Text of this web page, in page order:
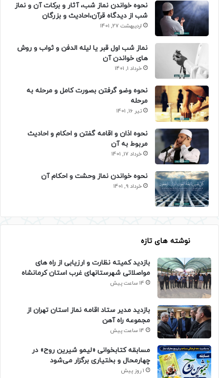
نحوه خواندن نماز شب، آثار و برکات آن و نماز
شب از دیدگاه قرآن،احادیث و بزرگان
اردیبهشت 27, 1401
نماز شب اول قبر یا لیله الدفن و ثواب و روش
های خواندن آن
خرداد 1, 1401
نحوه وضو گرفتن بصورت کامل و مرحله به
مرحله
تیر 16, 1401
نحوه اذان و اقامه گفتن و احکام و احادیث
مربوط به آن
خرداد 17, 1401
نحوه خواندن نماز وحشت و احکام آن
خرداد 9, 1401
نوشته های تازه
بازدید کمیته نظارت و ارزیابی از راه های
مواصلاتی شهرستانهای غرب استان کرمانشاه
14 ساعت پیش
بازدید مدیر ستاد اقامه نماز استان تهران از
مجموعه راه آهن
14 ساعت پیش
مسابقه کتابخوانی «لیمو شیرین روح» در
چهارمحال و بختیاری برگزار می‌شود
1 روز پیش